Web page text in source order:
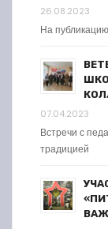
26.08.2023
На
07.04.2023
Встречи с
традицией